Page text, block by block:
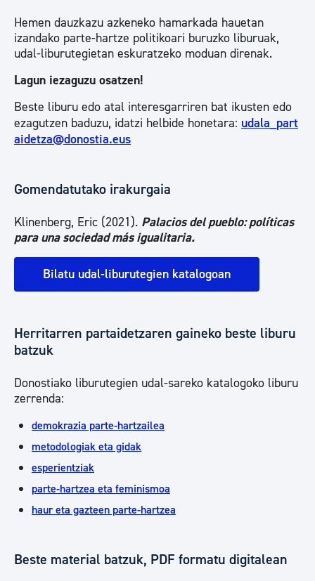
Hemen dauzkazu azkeneko hamarkada hauetan
izandako parte-hartze politikoari buruzko liburuak,
udal-liburutegietan eskuratzeko moduan direnak.
Lagun iezaguzu osatzen!
Beste liburu edo atal interesgarriren bat ikusten edo
ezagutzen baduzu, idatzi helbide honetara: udala_part
aidetza@donostia.eus
Gomendatutako irakurgaia
Klinenberg, Eric (2021). Palacios del pueblo: políticas
para una sociedad más igualitaria.
Bilatu udal-liburutegien katalogoan
Herritarren partaidetzaren gaineko beste liburu
batzuk
Donostiako liburutegien udal-sareko katalogoko liburu
zerrenda:
demokrazia parte-hartzailea
metodologiak eta gidak
esperientziak
parte-hartzea eta feminismoa
haur eta gazteen parte-hartzea
Beste material batzuk, PDF formatu digitalean